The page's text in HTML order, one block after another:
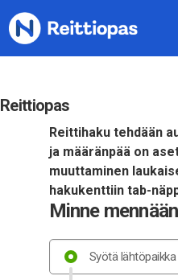
Siirry sisältöön
Reittiopas
Reittihaku tehdään
ja määränpää on
muuttaminen
hakukenttiin tab-
Minne